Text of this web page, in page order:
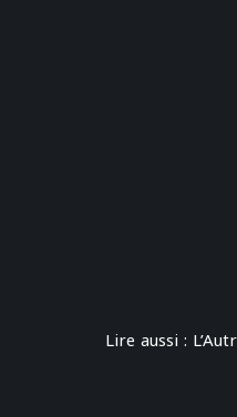
Lire aussi :